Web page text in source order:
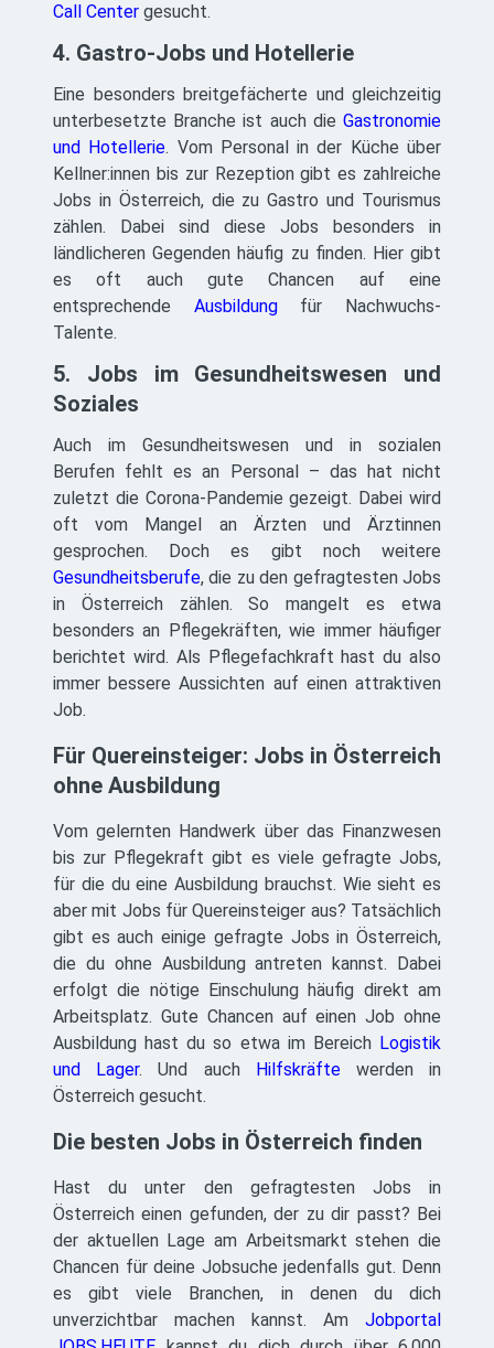
Call Center gesucht.
4. Gastro-Jobs und Hotellerie
Eine besonders breitgefächerte und gleichzeitig
unterbesetzte Branche ist auch die Gastronomie
und Hotellerie. Vom Personal in der Küche über
Kellner:innen bis zur Rezeption gibt es zahlreiche
Jobs in Österreich, die zu Gastro und Tourismus
zählen. Dabei sind diese Jobs besonders in
ländlicheren Gegenden häufig zu finden. Hier gibt
es oft auch gute Chancen auf eine
entsprechende Ausbildungfür Nachwuchs-
Talente.
5. Jobs im Gesundheitswesen und
Soziales
Auch im Gesundheitswesen und in sozialen
Berufen fehlt es an Personal – das hat nicht
zuletzt die Corona-Pandemie gezeigt. Dabei wird
oft vom Mangel an Ärzten und Ärztinnen
gesprochen. Doch es gibt noch weitere
Gesundheitsberufe, die zu den gefragtesten Jobs
in Österreich zählen. So mangelt es etwa
besonders an Pflegekräften, wie immer häufiger
berichtet wird. Als Pflegefachkraft hast du also
immer bessere Aussichten auf einen attraktiven
Job.
Für Quereinsteiger: Jobs in Österreich
ohne Ausbildung
Vom gelernten Handwerk über das Finanzwesen
bis zur Pflegekraft gibt es viele gefragte Jobs,
für die du eine Ausbildung brauchst. Wie sieht es
aber mit Jobs für Quereinsteiger aus? Tatsächlich
gibt es auch einige gefragte Jobs in Österreich,
die du ohne Ausbildung antreten kannst. Dabei
erfolgt die nötige Einschulung häufig direkt am
Arbeitsplatz. Gute Chancen auf einen Job ohne
Ausbildung hast du so etwa im Bereich Logistik
und Lager. Und auch Hilfskräftewerden in
Österreich gesucht.
Die besten Jobs in Österreich finden
Hast du unter den gefragtesten Jobs in
Österreich einen gefunden, der zu dir passt? Bei
der aktuellen Lage am Arbeitsmarkt stehen die
Chancen für deine Jobsuche jedenfalls gut. Denn
es gibt viele Branchen, in denen du dich
unverzichtbar machen kannst. Am Jobportal